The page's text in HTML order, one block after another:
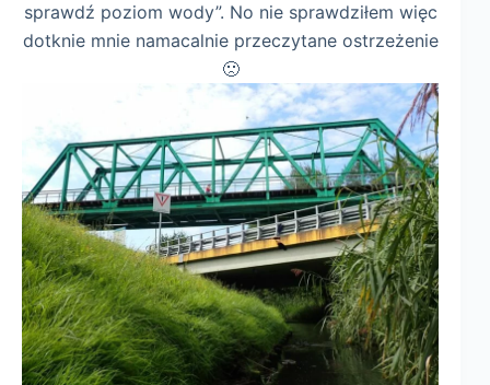
sprawdź poziom wody”. No nie sprawdziłem więc
dotknie mnie namacalnie przeczytane ostrzeżenie
🙁